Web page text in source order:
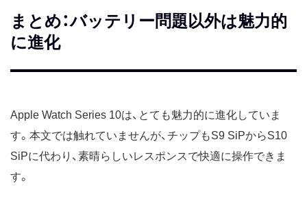
まとめ：バッテリー問題以外は魅力的
に進化
Apple Watch Series 10は、とても魅力的に進化していま
す。本文では触れていませんが、チップもS9 SiPからS10
SiPに代わり、素晴らしいレスポンスで快適に操作できま
す。